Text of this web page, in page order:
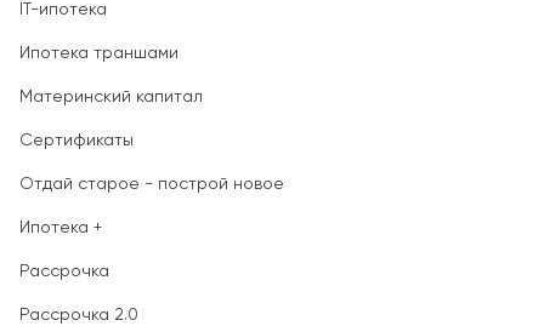
IT-ипотека
Ипотека траншами
Материнский капитал
Сертификаты
Отдай старое - построй новое
Ипотека +
Рассрочка
Рассрочка 2.0